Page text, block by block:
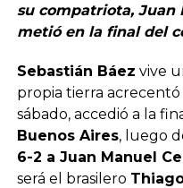
su compatriota, Juan
metió en la final del
Sebastián Báez vive
propia tierra
sábado, accedió a la
Buenos Aires, luego
6-2 a Juan Manuel
será el brasilero